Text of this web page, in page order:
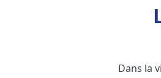
Dans la